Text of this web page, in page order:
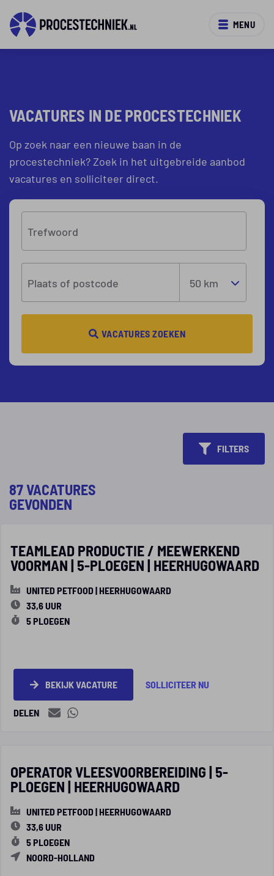
MENU
VACATURES IN DE PROCESTECHNIEK
Op zoek naar een nieuwe baan in de
procestechniek? Zoek in het uitgebreide aanbod
vacatures en solliciteer direct.
Trefwoord
Plaats of postcode
VACATURES ZOEKEN
FILTERS
87 VACATURES
GEVONDEN
TEAMLEAD PRODUCTIE / MEEWERKEND
VOORMAN | 5-PLOEGEN | HEERHUGOWAARD
UNITED PETFOOD | HEERHUGOWAARD
33,6 UUR
5 PLOEGEN
BEKIJK VACATURE SOLLICITEER NU
DELEN
OPERATOR VLEESVOORBEREIDING | 5-
PLOEGEN | HEERHUGOWAARD
UNITED PETFOOD | HEERHUGOWAARD
33,6 UUR
5 PLOEGEN
NOORD-HOLLAND